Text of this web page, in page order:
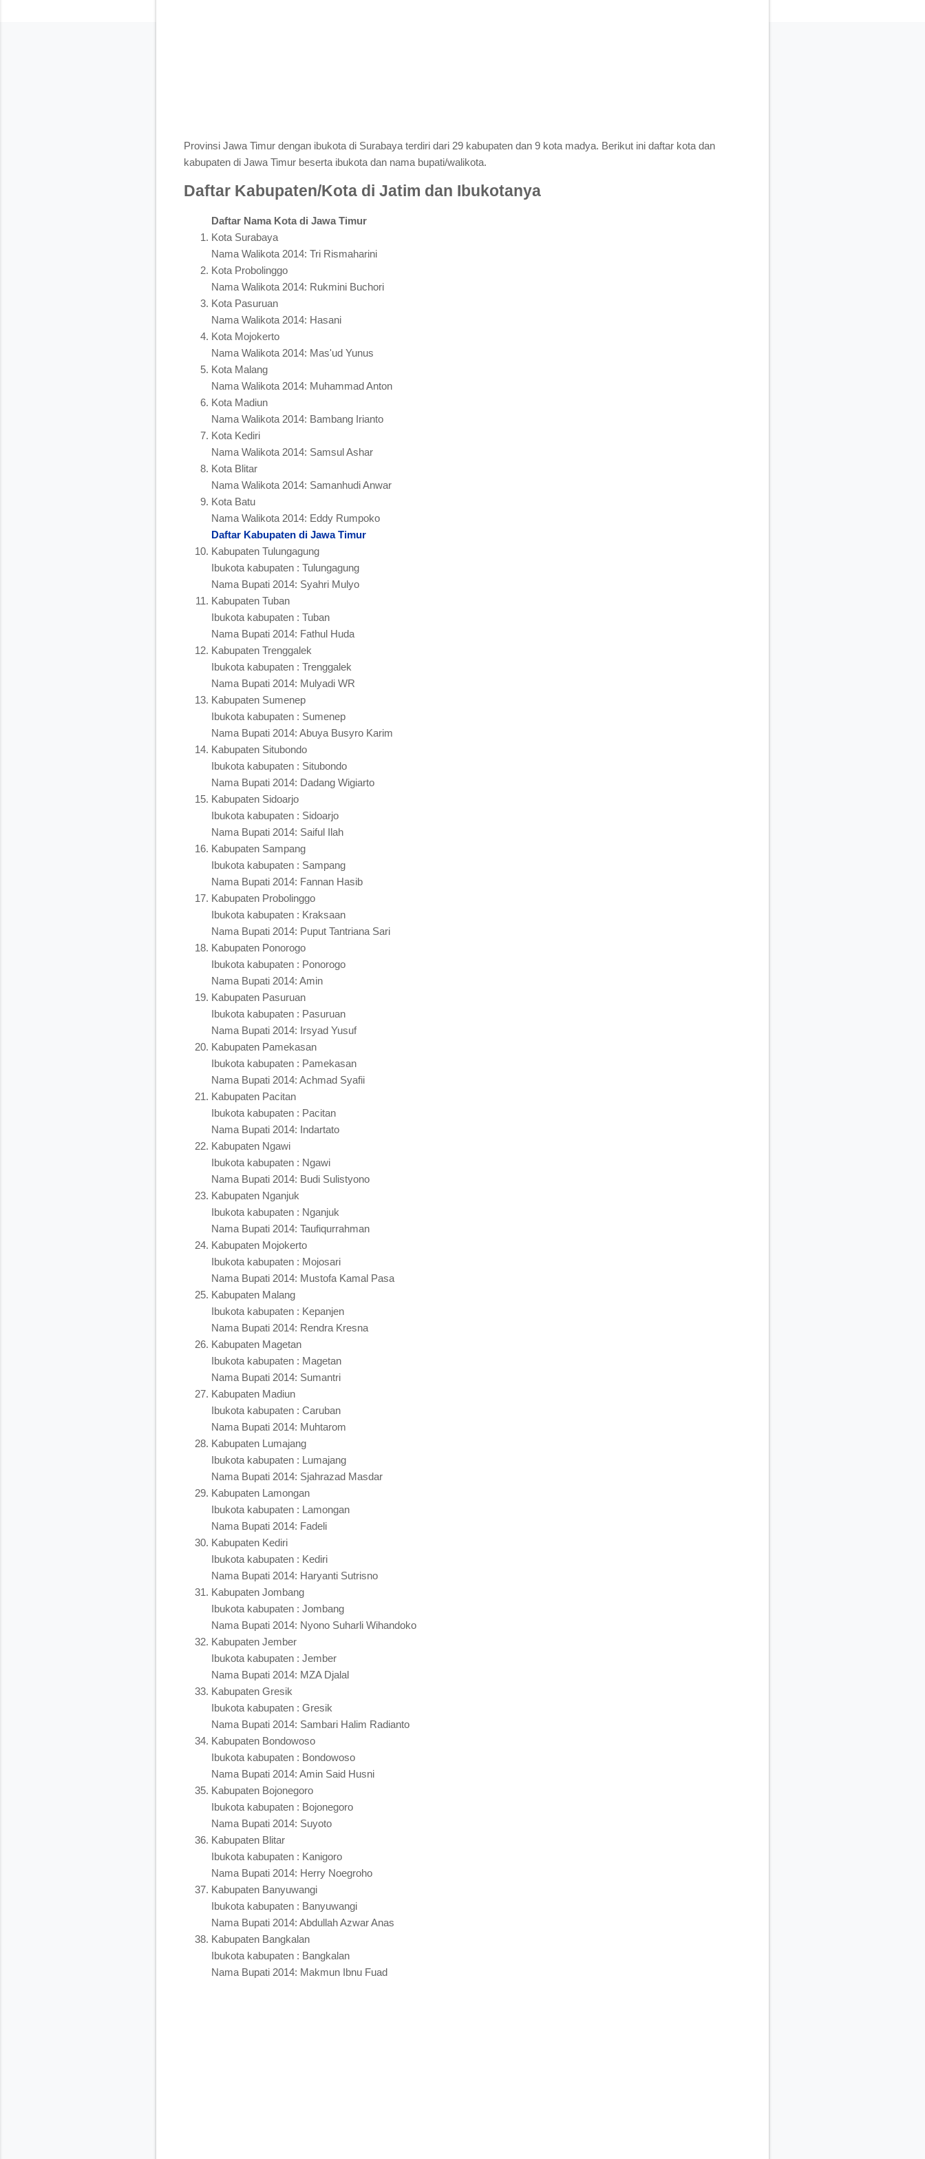
Provinsi Jawa Timur dengan ibukota di Surabaya terdiri dari 29 kabupaten dan 9 kota madya. Berikut ini daftar kota dan
kabupaten di Jawa Timur beserta ibukota dan nama bupati/walikota.
Daftar Kabupaten/Kota di Jatim dan Ibukotanya
Daftar Nama Kota di Jawa Timur
Kota Surabaya
Nama Walikota 2014: Tri Rismaharini
Kota Probolinggo
Nama Walikota 2014: Rukmini Buchori
Kota Pasuruan
Nama Walikota 2014: Hasani
Kota Mojokerto
Nama Walikota 2014: Mas'ud Yunus
Kota Malang
Nama Walikota 2014: Muhammad Anton
Kota Madiun
Nama Walikota 2014: Bambang Irianto
Kota Kediri
Nama Walikota 2014: Samsul Ashar
Kota Blitar
Nama Walikota 2014: Samanhudi Anwar
Kota Batu
Nama Walikota 2014: Eddy Rumpoko
Daftar Kabupaten di Jawa Timur
Kabupaten Tulungagung
Ibukota kabupaten : Tulungagung
Nama Bupati 2014: Syahri Mulyo
Kabupaten Tuban
Ibukota kabupaten : Tuban
Nama Bupati 2014: Fathul Huda
Kabupaten Trenggalek
Ibukota kabupaten : Trenggalek
Nama Bupati 2014: Mulyadi WR
Kabupaten Sumenep
Ibukota kabupaten : Sumenep
Nama Bupati 2014: Abuya Busyro Karim
Kabupaten Situbondo
Ibukota kabupaten : Situbondo
Nama Bupati 2014: Dadang Wigiarto
Kabupaten Sidoarjo
Ibukota kabupaten : Sidoarjo
Nama Bupati 2014: Saiful Ilah
Kabupaten Sampang
Ibukota kabupaten : Sampang
Nama Bupati 2014: Fannan Hasib
Kabupaten Probolinggo
Ibukota kabupaten : Kraksaan
Nama Bupati 2014: Puput Tantriana Sari
Kabupaten Ponorogo
Ibukota kabupaten : Ponorogo
Nama Bupati 2014: Amin
Kabupaten Pasuruan
Ibukota kabupaten : Pasuruan
Nama Bupati 2014: Irsyad Yusuf
Kabupaten Pamekasan
Ibukota kabupaten : Pamekasan
Nama Bupati 2014: Achmad Syafii
Kabupaten Pacitan
Ibukota kabupaten : Pacitan
Nama Bupati 2014: Indartato
Kabupaten Ngawi
Ibukota kabupaten : Ngawi
Nama Bupati 2014: Budi Sulistyono
Kabupaten Nganjuk
Ibukota kabupaten : Nganjuk
Nama Bupati 2014: Taufiqurrahman
Kabupaten Mojokerto
Ibukota kabupaten : Mojosari
Nama Bupati 2014: Mustofa Kamal Pasa
Kabupaten Malang
Ibukota kabupaten : Kepanjen
Nama Bupati 2014: Rendra Kresna
Kabupaten Magetan
Ibukota kabupaten : Magetan
Nama Bupati 2014: Sumantri
Kabupaten Madiun
Ibukota kabupaten : Caruban
Nama Bupati 2014: Muhtarom
Kabupaten Lumajang
Ibukota kabupaten : Lumajang
Nama Bupati 2014: Sjahrazad Masdar
Kabupaten Lamongan
Ibukota kabupaten : Lamongan
Nama Bupati 2014: Fadeli
Kabupaten Kediri
Ibukota kabupaten : Kediri
Nama Bupati 2014: Haryanti Sutrisno
Kabupaten Jombang
Ibukota kabupaten : Jombang
Nama Bupati 2014: Nyono Suharli Wihandoko
Kabupaten Jember
Ibukota kabupaten : Jember
Nama Bupati 2014: MZA Djalal
Kabupaten Gresik
Ibukota kabupaten : Gresik
Nama Bupati 2014: Sambari Halim Radianto
Kabupaten Bondowoso
Ibukota kabupaten : Bondowoso
Nama Bupati 2014: Amin Said Husni
Kabupaten Bojonegoro
Ibukota kabupaten : Bojonegoro
Nama Bupati 2014: Suyoto
Kabupaten Blitar
Ibukota kabupaten : Kanigoro
Nama Bupati 2014: Herry Noegroho
Kabupaten Banyuwangi
Ibukota kabupaten : Banyuwangi
Nama Bupati 2014: Abdullah Azwar Anas
Kabupaten Bangkalan
Ibukota kabupaten : Bangkalan
Nama Bupati 2014: Makmun Ibnu Fuad